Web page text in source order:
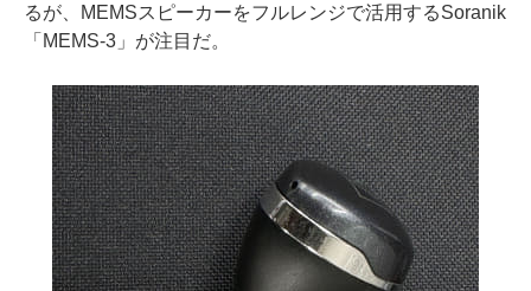
るが、MEMSスピーカーをフルレンジで活用するSoranik
「MEMS-3」が注目だ。